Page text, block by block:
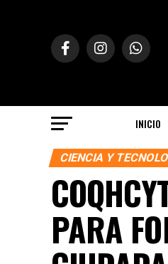
INICIO
CIENCIA Y
PARA